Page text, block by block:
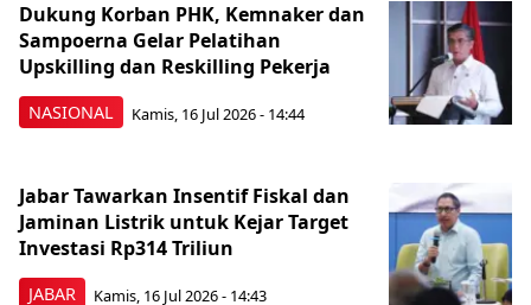
NASIONAL
Dukung Korban PHK, Kemnaker dan
Sampoerna Gelar Pelatihan
Upskilling dan Reskilling Pekerja
Kamis, 16 Jul 2026 - 14:44
JABAR
Jabar Tawarkan Insentif Fiskal dan
Jaminan Listrik untuk Kejar Target
Investasi Rp314 Triliun
Kamis, 16 Jul 2026 - 14:43